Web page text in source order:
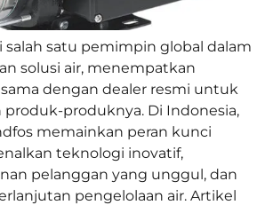
salah satu pemimpin global dalam
solusi air, menempatkan
dengan dealer resmi untuk
produknya. Di Indonesia,
memainkan peran kunci
teknologi inovatif,
pelanggan yang unggul, dan
pengelolaan air. Artikel